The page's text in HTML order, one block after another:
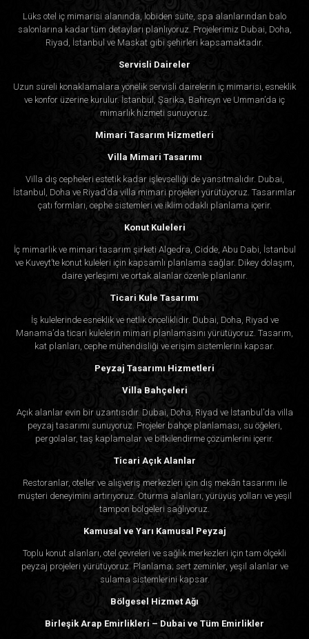
Lüks otel iç mimarisi alanında, lobiden süite, spa alanlarından balo
salonlarına kadar tüm detayları planlıyoruz. Projelerimiz Dubai, Doha,
Riyad, İstanbul ve Maskat gibi şehirleri kapsamaktadır.
Servisli Daireler
Uzun süreli konaklamalara yönelik servisli dairelerin iç mimarisi, esneklik
ve konfor üzerine kurulur. İstanbul, Şarika, Bahreyn ve Umman’da iç
mimarlık hizmeti sunuyoruz.
Mimari Tasarım Hizmetleri
Villa Mimari Tasarımı
Villa dış cepheleri estetik kadar işlevselliği de yansıtmalıdır. Dubai,
İstanbul, Doha ve Riyad’da villa mimari projeleri yürütüyoruz. Tasarımlar
çatı formları, cephe sistemleri ve iklim odaklı planlama içerir.
Konut Kuleleri
İç mimarlık ve mimari tasarım şirketi Algedra, Cidde, Abu Dabi, İstanbul
ve Kuveyt’te konut kuleleri için kapsamlı planlama sağlar. Dikey dolaşım,
daire yerleşimi ve ortak alanlar özenle planlanır.
Ticari Kule Tasarımı
İş kulelerinde esneklik ve netlik önceliklidir. Dubai, Doha, Riyad ve
Manama’da ticari kulelerin mimari planlamasını yürütüyoruz. Tasarım,
kat planları, cephe mühendisliği ve erişim sistemlerini kapsar.
Peyzaj Tasarımı Hizmetleri
Villa Bahçeleri
Açık alanlar evin bir uzantısıdır. Dubai, Doha, Riyad ve İstanbul’da villa
peyzaj tasarımı sunuyoruz. Projeler bahçe planlaması, su öğeleri,
pergolalar, taş kaplamalar ve bitkilendirme çözümlerini içerir.
Ticari Açık Alanlar
Restoranlar, oteller ve alışveriş merkezleri için dış mekân tasarımı ile
müşteri deneyimini artırıyoruz. Oturma alanları, yürüyüş yolları ve yeşil
tampon bölgeleri sağlıyoruz.
Kamusal ve Yarı Kamusal Peyzaj
Toplu konut alanları, otel çevreleri ve sağlık merkezleri için tam ölçekli
peyzaj projeleri yürütüyoruz. Planlama; sert zeminler, yeşil alanlar ve
sulama sistemlerini kapsar.
Bölgesel Hizmet Ağı
Birleşik Arap Emirlikleri – Dubai ve Tüm Emirlikler